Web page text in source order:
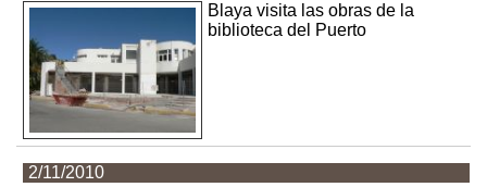
Blaya visita las obras de la
biblioteca del Puerto
2/11/2010